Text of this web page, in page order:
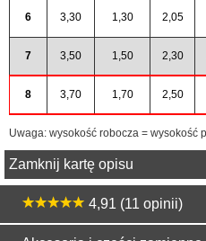
6 3,30 1,30 2,05
7 3,50 1,50 2,30
8 3,70 1,70 2,50
Uwaga: wysokość robocza = wysokość
Zamknij kartę opisu
4,91 (11 opinii)